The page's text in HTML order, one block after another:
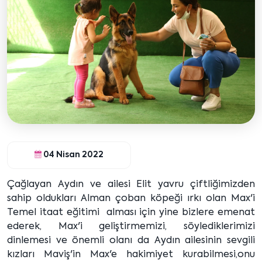
04 Nisan 2022
Çağlayan Aydın ve ailesi Elit yavru çiftliğimizden
sahip oldukları Alman çoban köpeği ırkı olan Max'i
Temel itaat eğitimi alması için yine bizlere emenat
ederek, Max'i geliştirmemizi, söylediklerimizi
dinlemesi ve önemli olanı da Aydın ailesinin sevgili
kızları Maviş'in Max'e hakimiyet kurabilmesi,onu